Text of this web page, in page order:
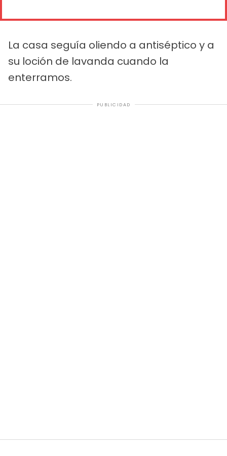
La casa seguía oliendo a antiséptico y a
su loción de lavanda cuando la
enterramos.
PUBLICIDAD